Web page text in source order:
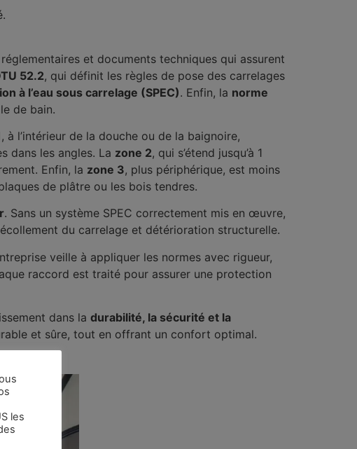
et documents techniques qui assurent
52.2, qui définit les règles de pose des carrelages
à l’eau sous carrelage (SPEC). Enfin, la norme
de bain.
, à l’intérieur de la douche ou de la baignoire,
dans les angles. La zone 2, qui s’étend jusqu’à 1
Enfin, la zone 3, plus périphérique, est moins
de plâtre ou les bois tendres.
. Sans un système SPEC correctement mis en œuvre,
du carrelage et détérioration structurelle.
veille à appliquer les normes avec rigueur,
raccord est traité pour assurer une protection
dans la durabilité, la sécurité et la
et sûre, tout en offrant un confort optimal.
les